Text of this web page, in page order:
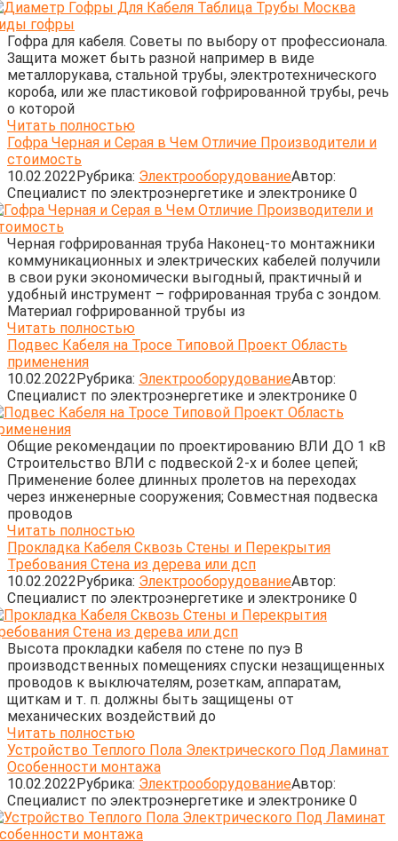
Гофра для кабеля. Советы по выбору от профессионала.
Защита может быть разной например в виде
металлорукава, стальной трубы, электротехнического
короба, или же пластиковой гофрированной трубы, речь
о которой
Читать полностью
Гофра Черная и Серая в Чем Отличие Производители и
стоимость
10.02.2022Рубрика: ЭлектрооборудованиеАвтор:
Cпециалист по электроэнергетике и электронике 0
Черная гофрированная труба Наконец-то монтажники
коммуникационных и электрических кабелей получили
в свои руки экономически выгодный, практичный и
удобный инструмент – гофрированная труба с зондом.
Материал гофрированной трубы из
Читать полностью
Подвес Кабеля на Тросе Типовой Проект Область
применения
10.02.2022Рубрика: ЭлектрооборудованиеАвтор:
Cпециалист по электроэнергетике и электронике 0
Общие рекомендации по проектированию ВЛИ ДО 1 кВ
Строительство ВЛИ с подвеской 2-х и более цепей;
Применение более длинных пролетов на переходах
через инженерные сооружения; Совместная подвеска
проводов
Читать полностью
Прокладка Кабеля Сквозь Стены и Перекрытия
Требования Стена из дерева или дсп
10.02.2022Рубрика: ЭлектрооборудованиеАвтор:
Cпециалист по электроэнергетике и электронике 0
Высота прокладки кабеля по стене по пуэ В
производственных помещениях спуски незащищенных
проводов к выключателям, розеткам, аппаратам,
щиткам и т. п. должны быть защищены от
механических воздействий до
Читать полностью
Устройство Теплого Пола Электрического Под Ламинат
Особенности монтажа
10.02.2022Рубрика: ЭлектрооборудованиеАвтор:
Cпециалист по электроэнергетике и электронике 0